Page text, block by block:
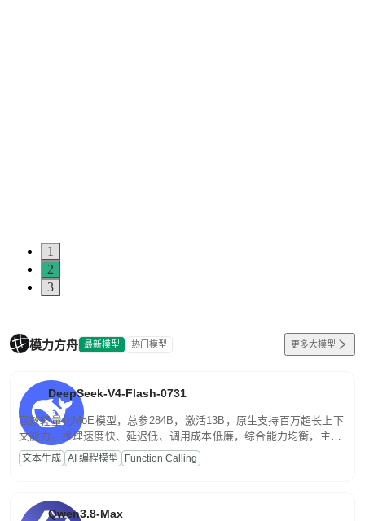
1
2
3
模力方舟 最新模型 热门模型 更多大模型
DeepSeek-V4-Flash-0731
高效轻量化MoE模型，总参284B，激活13B，原生支持百万超长上下
文能力。推理速度快、延迟低、调用成本低廉，综合能力均衡，主打
高并发、轻量化任务，适合日常对话、内容创作、基础 RAG、批量
文案处理等普惠刚需场景。
文本生成 AI 编程模型 Function Calling
Qwen3.8-Max